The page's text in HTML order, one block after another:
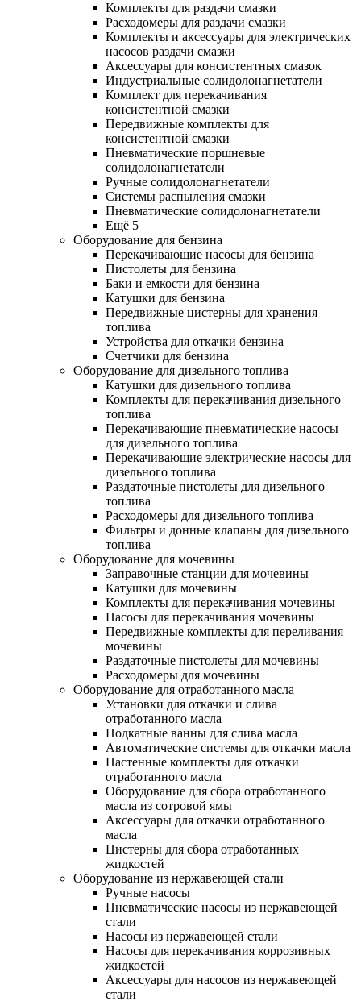
Комплекты для раздачи смазки
Расходомеры для раздачи смазки
Комплекты и аксессуары для электрических
насосов раздачи смазки
Аксессуары для консистентных смазок
Индустриальные солидолонагнетатели
Комплект для перекачивания
консистентной смазки
Передвижные комплекты для
консистентной смазки
Пневматические поршневые
солидолонагнетатели
Ручные солидолонагнетатели
Системы распыления смазки
Пневматические солидолонагнетатели
Ещё 5
Оборудование для бензина
Перекачивающие насосы для бензина
Пистолеты для бензина
Баки и емкости для бензина
Катушки для бензина
Передвижные цистерны для хранения
топлива
Устройства для откачки бензина
Счетчики для бензина
Оборудование для дизельного топлива
Катушки для дизельного топлива
Комплекты для перекачивания дизельного
топлива
Перекачивающие пневматические насосы
для дизельного топлива
Перекачивающие электрические насосы для
дизельного топлива
Раздаточные пистолеты для дизельного
топлива
Расходомеры для дизельного топлива
Фильтры и донные клапаны для дизельного
топлива
Оборудование для мочевины
Заправочные станции для мочевины
Катушки для мочевины
Комплекты для перекачивания мочевины
Насосы для перекачивания мочевины
Передвижные комплекты для переливания
мочевины
Раздаточные пистолеты для мочевины
Расходомеры для мочевины
Оборудование для отработанного масла
Установки для откачки и слива
отработанного масла
Подкатные ванны для слива масла
Автоматические системы для откачки масла
Настенные комплекты для откачки
отработанного масла
Оборудование для сбора отработанного
масла из сотровой ямы
Аксессуары для откачки отработанного
масла
Цистерны для сбора отработанных
жидкостей
Оборудование из нержавеющей стали
Ручные насосы
Пневматические насосы из нержавеющей
стали
Насосы из нержавеющей стали
Насосы для перекачивания коррозивных
жидкостей
Аксессуары для насосов из нержавеющей
стали